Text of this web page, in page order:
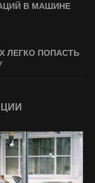
В МАШИНЕ
ЛЕГКО ПОПАСТЬ